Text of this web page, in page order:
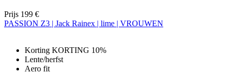
Prijs 199 €
PASSION Z3 | Jack Rainex | lime | VROUWEN
Korting KORTING 10%
Lente/herfst
Aero fit